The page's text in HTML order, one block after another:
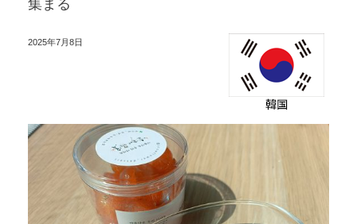
集まる
2025年7月8日